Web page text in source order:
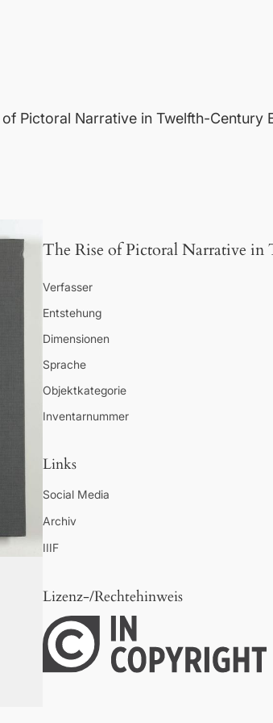
of Pictoral Narrative in Twelfth-Century
The Rise of Pictoral Narrative
Verfasser
Entstehung
Dimensionen
Sprache
Objektkategorie
Inventarnummer
Links
Social Media
Archiv
IIIF
Lizenz-/Rechtehinweis